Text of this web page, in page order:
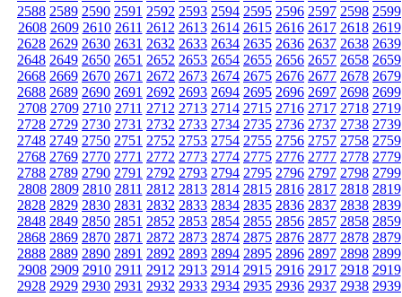
2588 2589 2590 2591 2592 2593 2594 2595 2596 2597 2598 2599
2608 2609 2610 2611 2612 2613 2614 2615 2616 2617 2618 2619
2628 2629 2630 2631 2632 2633 2634 2635 2636 2637 2638 2639
2648 2649 2650 2651 2652 2653 2654 2655 2656 2657 2658 2659
2668 2669 2670 2671 2672 2673 2674 2675 2676 2677 2678 2679
2688 2689 2690 2691 2692 2693 2694 2695 2696 2697 2698 2699
2708 2709 2710 2711 2712 2713 2714 2715 2716 2717 2718 2719
2728 2729 2730 2731 2732 2733 2734 2735 2736 2737 2738 2739
2748 2749 2750 2751 2752 2753 2754 2755 2756 2757 2758 2759
2768 2769 2770 2771 2772 2773 2774 2775 2776 2777 2778 2779
2788 2789 2790 2791 2792 2793 2794 2795 2796 2797 2798 2799
2808 2809 2810 2811 2812 2813 2814 2815 2816 2817 2818 2819
2828 2829 2830 2831 2832 2833 2834 2835 2836 2837 2838 2839
2848 2849 2850 2851 2852 2853 2854 2855 2856 2857 2858 2859
2868 2869 2870 2871 2872 2873 2874 2875 2876 2877 2878 2879
2888 2889 2890 2891 2892 2893 2894 2895 2896 2897 2898 2899
2908 2909 2910 2911 2912 2913 2914 2915 2916 2917 2918 2919
2928 2929 2930 2931 2932 2933 2934 2935 2936 2937 2938 2939